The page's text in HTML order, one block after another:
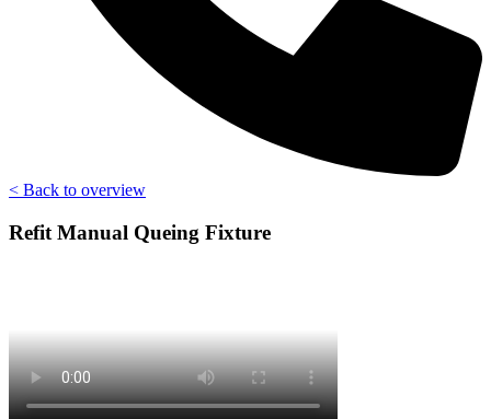
< Back to overview
Refit Manual Queing Fixture